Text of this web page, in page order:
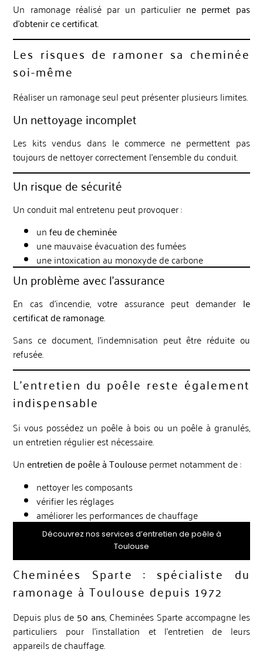
Un ramonage réalisé par un particulier ne permet pas
d’obtenir ce certificat.
Les risques de ramoner sa cheminée
soi-même
Réaliser un ramonage seul peut présenter plusieurs limites.
Un nettoyage incomplet
Les kits vendus dans le commerce ne permettent pas
toujours de nettoyer correctement l’ensemble du conduit.
Un risque de sécurité
Un conduit mal entretenu peut provoquer :
unfeu de cheminée
une mauvaise évacuation des fumées
une intoxication au monoxyde de carbone
Un problème avec l’assurance
En cas d’incendie, votre assurance peut demander le
certificat de ramonage.
Sans ce document, l’indemnisation peut être réduite ou
refusée.
L’entretien du poêle reste également
indispensable
Si vous possédez un poêle à bois ou un poêle à granulés,
un entretien régulier est nécessaire.
Unentretien de poêle à Toulousepermet notamment de :
nettoyer les composants
vérifier les réglages
améliorer les performances de chauffage
Découvrez nos services d’entretien de poêle à
Toulouse
Cheminées Sparte : spécialiste du
ramonage à Toulouse depuis 1972
Depuis plus de 50 ans, Cheminées Sparte accompagne les
particuliers pour l’installation et l’entretien de leurs
appareils de chauffage.